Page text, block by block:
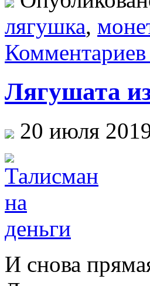
лягушка,
Комментариев
Лягушата
20 июля
И снова